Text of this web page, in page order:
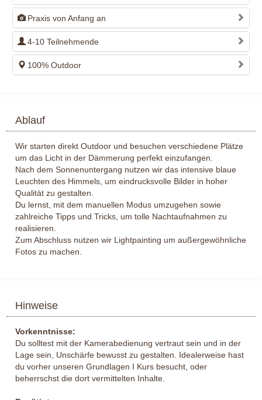
Praxis von Anfang an
4-10 Teilnehmende
100% Outdoor
Ablauf
Wir starten direkt Outdoor und besuchen verschiedene Plätze
um das Licht in der Dämmerung perfekt einzufangen.
Nach dem Sonnenuntergang nutzen wir das intensive blaue
Leuchten des Himmels, um eindrucksvolle Bilder in hoher
Qualität zu gestalten.
Du lernst, mit dem manuellen Modus umzugehen sowie
zahlreiche Tipps und Tricks, um tolle Nachtaufnahmen zu
realisieren.
Zum Abschluss nutzen wir Lightpainting um außergewöhnliche
Fotos zu machen.
Hinweise
Vorkenntnisse:
Du solltest mit der Kamerabedienung vertraut sein und in der
Lage sein, Unschärfe bewusst zu gestalten. Idealerweise hast
du vorher unseren Grundlagen I Kurs besucht, oder
beherrschst die dort vermittelten Inhalte.